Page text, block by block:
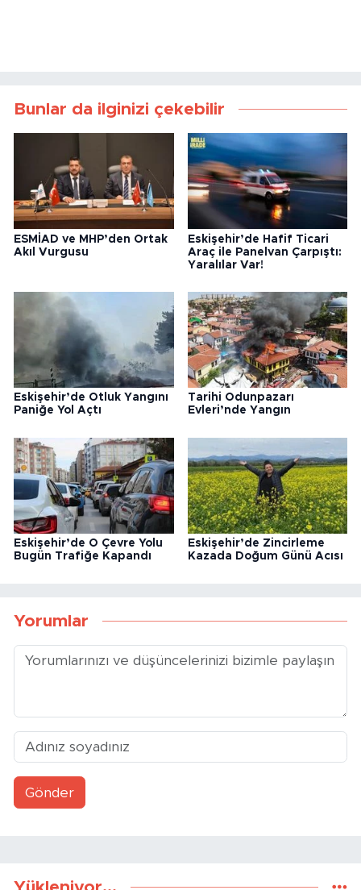
Bunlar da ilginizi çekebilir
ESMİAD ve MHP’den Ortak
Akıl Vurgusu
Eskişehir’de Hafif Ticari
Araç ile Panelvan Çarpıştı:
Yaralılar Var!
Eskişehir’de Otluk Yangını
Paniğe Yol Açtı
Tarihi Odunpazarı
Evleri’nde Yangın
Eskişehir’de O Çevre Yolu
Bugün Trafiğe Kapandı
Eskişehir’de Zincirleme
Kazada Doğum Günü Acısı
Yorumlar
Gönder